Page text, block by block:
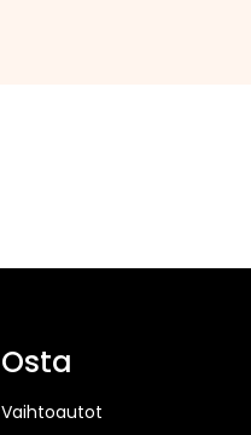
Osta
Vaihtoautot